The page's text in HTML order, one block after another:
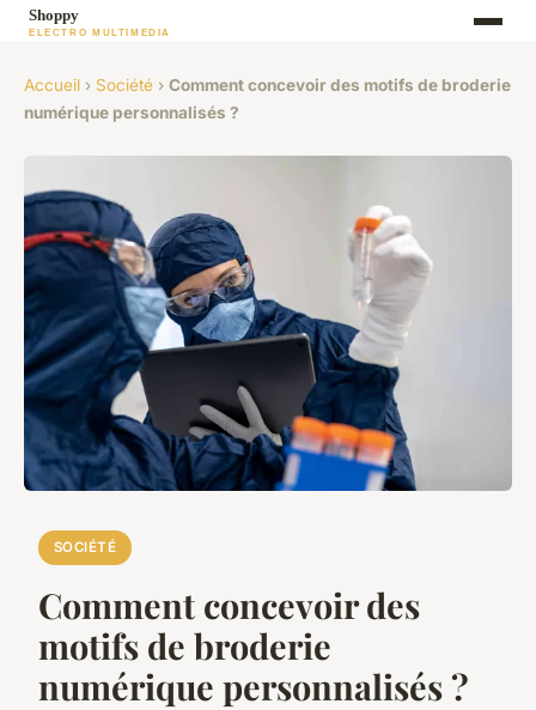
Accueil › Société › Comment concevoir des motifs de broderie
numérique personnalisés ?
SOCIÉTÉ
Comment concevoir des
motifs de broderie
numérique personnalisés ?